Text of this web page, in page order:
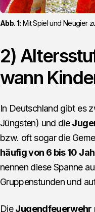
Abb. 1: Mit Spiel und Neugier
2)
wann
In Deutschland gibt es
Jüngsten) und die
bzw. oft sogar die
häufig von 6 bis 10
nennen diese Spanne
Gruppenstunden und
DieJugendfeuerwehr